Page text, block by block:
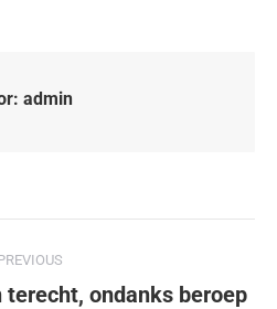
admin
ondanks beroep